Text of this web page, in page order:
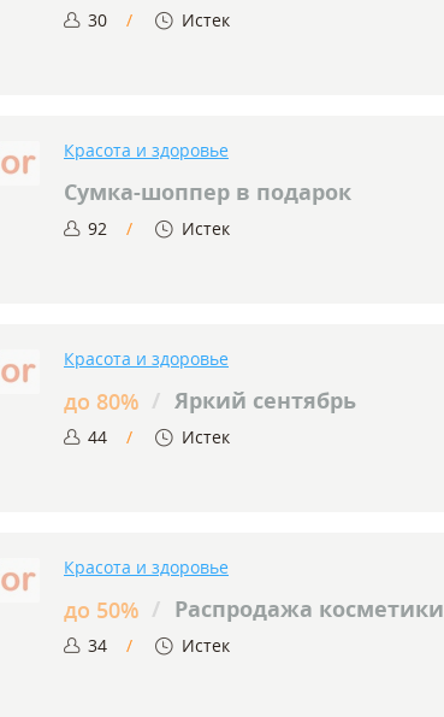
30 Истек
Красота и здоровье
Сумка-шоппер в подарок
92 Истек
Красота и здоровье
до 80% / Яркий сентябрь
44 Истек
Красота и здоровье
до 50% / Распродажа косметики
34 Истек